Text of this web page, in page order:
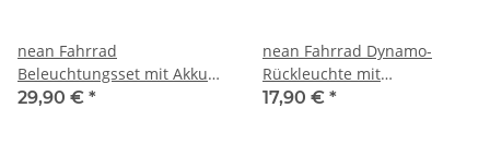
nean Fahrrad
Beleuchtungsset mit Akku
und StVZO-Zulassung 50
29,90 € *
nean Fahrrad Dynamo-
Rückleuchte mit
Bremsanzeige, Standlicht,
17,90 € *